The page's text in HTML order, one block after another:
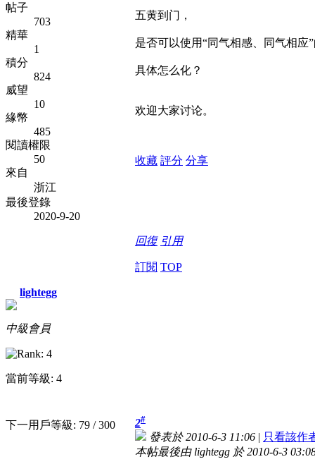
帖子
703
精華
1
積分
824
威望
10
緣幣
485
閱讀權限
50
來自
浙江
最後登錄
2020-9-20
五黄到门，
是否可以使用“同气相感、同气相应
具体怎么化？
欢迎大家讨论。
收藏 評分 分享
回復 引用
訂閱 TOP
lightegg
中級會員
當前等級: 4
下一用戶等級: 79 / 300 2#
發表於 2010-6-3 11:06 | 只看該作
本帖最後由 lightegg 於 2010-6-3